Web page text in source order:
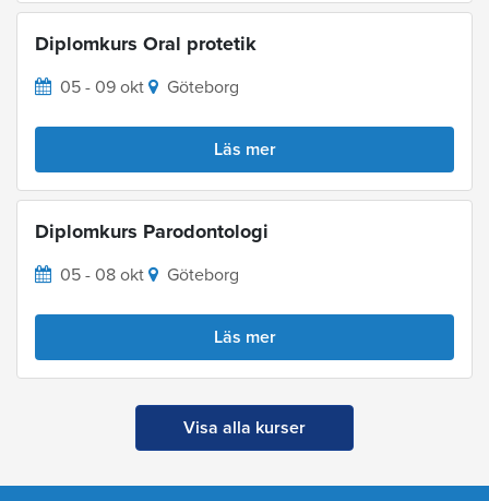
Diplomkurs Oral protetik
05 - 09 okt Göteborg
Läs mer
Diplomkurs Parodontologi
05 - 08 okt Göteborg
Läs mer
Visa alla kurser